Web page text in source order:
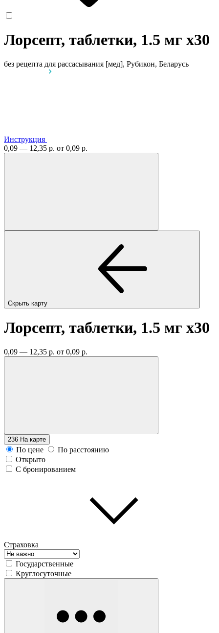
Лорсепт, таблетки, 1.5 мг x30
без рецепта для рассасывания [мед], Рубикон, Беларусь
Инструкция
0,09 — 12,35 р. от 0,09 р.
Скрыть карту
Лорсепт, таблетки, 1.5 мг x30
0,09 — 12,35 р. от 0,09 р.
236 На карте
По цене
По расстоянию
Открыто
С бронированием
Страховка
Государственные
Круглосуточные